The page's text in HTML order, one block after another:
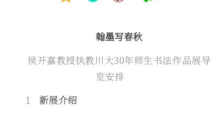
翰墨写春秋
侯开嘉教授执教川大30年师生书法作品展导
览安排
1 新展介绍